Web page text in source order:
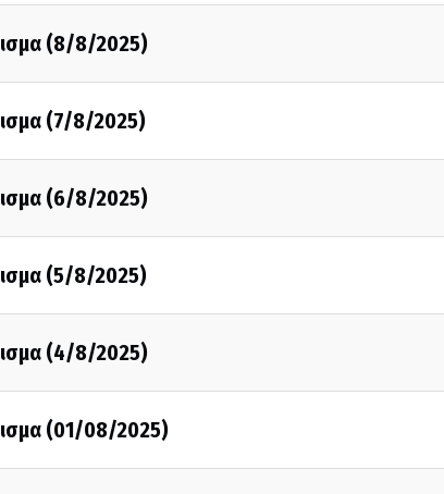
(8/8/2025)
(7/8/2025)
(6/8/2025)
(5/8/2025)
(4/8/2025)
(01/08/2025)